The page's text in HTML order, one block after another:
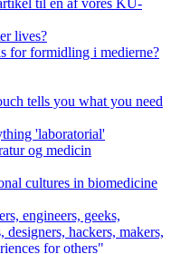
til en af vores KU-
lives?
for formidling i medierne?
tells you what you need
'laboratorial'
og medicin
cultures in biomedicine
engineers, geeks,
designers, hackers, makers,
for others"